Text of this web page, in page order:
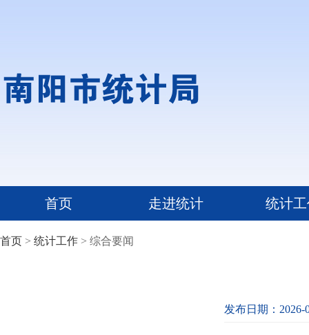
首页 走进统计 统计
首页 > 统计工作 > 综合要闻
发布日期：2026-